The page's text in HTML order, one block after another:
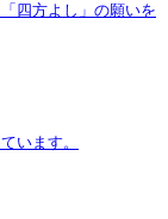
四方よし」の願いを
います。